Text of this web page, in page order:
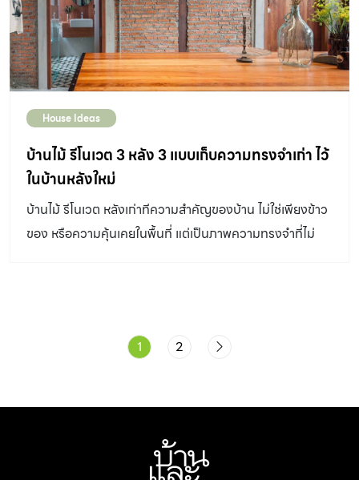
House Ideas
บ้านไม้ รีโนเวต 3 หลัง 3 แบบเก็บความทรงจำเก่า ไว้
ในบ้านหลังใหม่
บ้านไม้ รีโนเวต หลังเก่าทีความสำคัญของบ้าน ไม่ใช่เพียงข้าว
ของ หรือความคุ้นเคยในพื้นที่ แต่เป็นภาพความทรงจำที่ไม่
1 2